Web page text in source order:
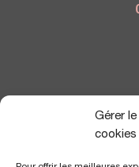
Gérer
cookies